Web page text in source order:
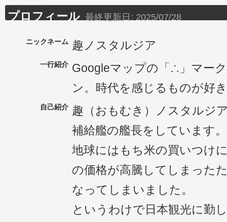
プロフィール 最終更新日: 2025/07/28
ニックネーム 趣ノスタルジア
一行紹介 Googleマップの「∴」マー
ン。時代を感じるものが好
自己紹介 趣（おもむき）ノスタルジ
補給艦の艦長をしています。
地球にはもち米の買いつけ
の価格が高騰してしまった
なってしまいました。
というわけで日本観光に勤